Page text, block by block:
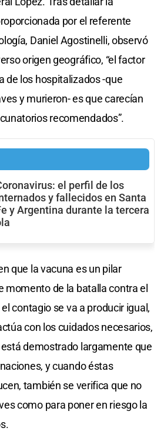
por el referente
Daniel Agostinelli, observó
origen geográfico, “el factor
de los hospitalizados -que
y murieron- es que carecían
recomendados”.
el perfil de los
y fallecidos en Santa
y Argentina durante la tercera
que la vacuna es un pilar
momento de la batalla contra el
contagio se va a producir igual,
con los cuidados necesarios,
demostrado largamente que
y cuando éstas
también se verifica que no
como para poner en riesgo la